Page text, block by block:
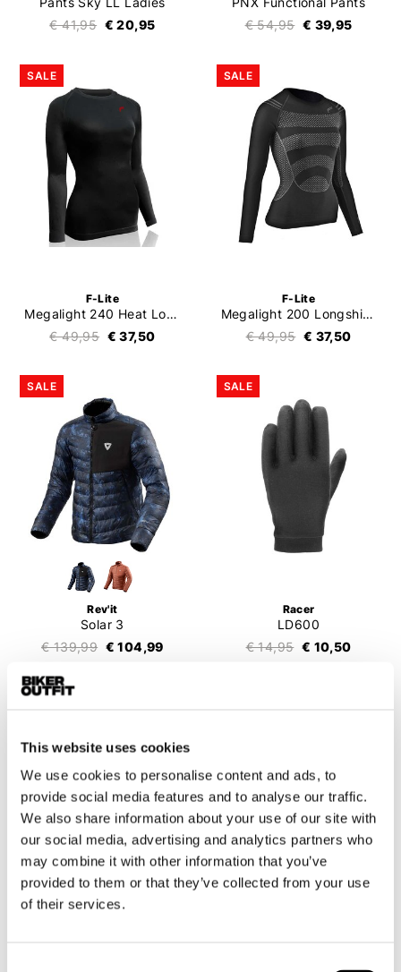
This website uses cookies
We use cookies to personalise content and ads, to
provide social media features and to analyse our traffic.
We also share information about your use of our site with
our social media, advertising and analytics partners who
may combine it with other information that you’ve
provided to them or that they’ve collected from your use
of their services.
€ 41,95 € 20,95
€ 54,95 € 39,95
SALE
F-Lite
Megalight 240 Heat Longshirt Ladies
€ 49,95 € 37,50
SALE
F-Lite
Megalight 200 Longshirt Ladies
€ 49,95 € 37,50
SALE
Rev'it
Solar 3
€ 139,99 € 104,99
SALE
Racer
LD600
€ 14,95 € 10,50
SALE